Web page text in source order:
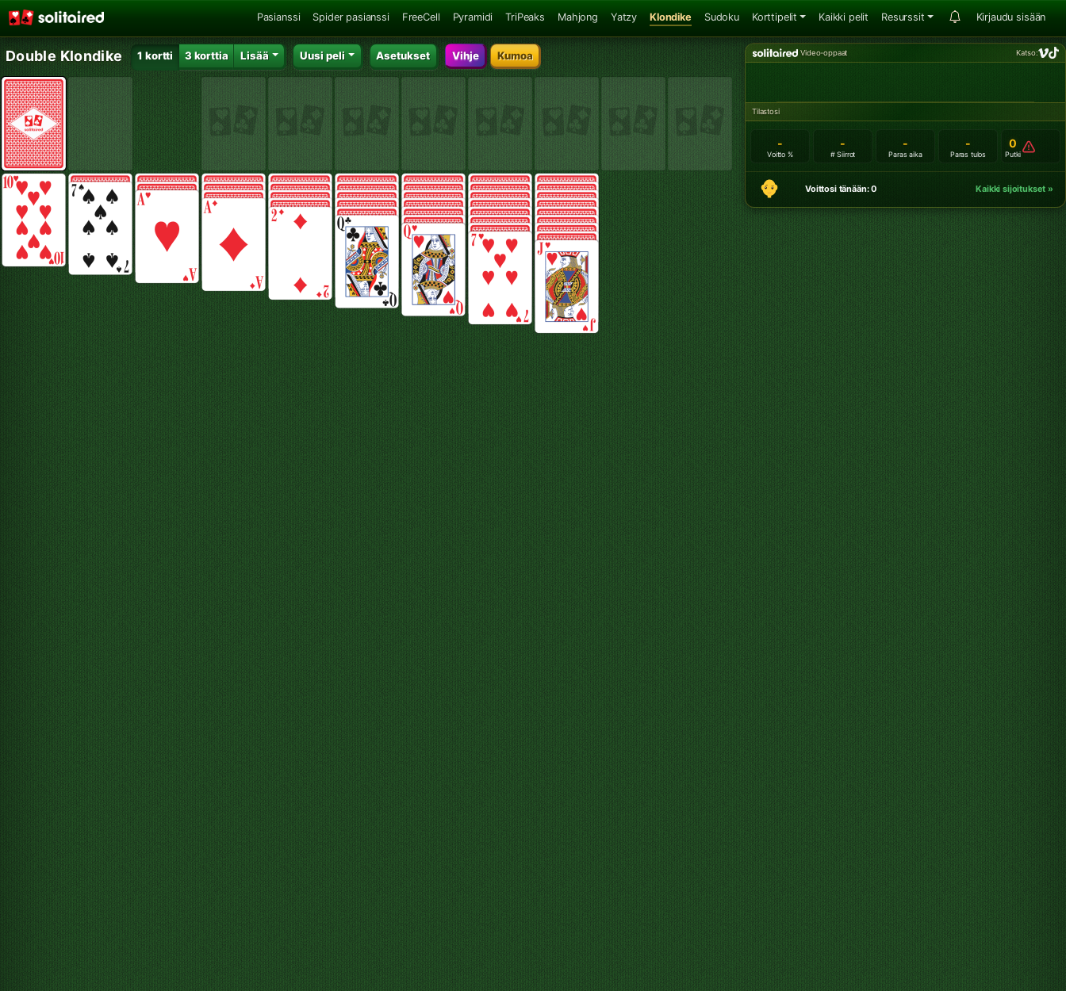
Pasianssi Spider pasianssi FreeCell Pyramidi TriPeaks Mahjong Yatzy Klondike Sudoku Korttipelit Kaikki pelit Resurssit Kirjaudu sisään
Double Klondike 1 kortti 3 korttia Lisää Uusi peli Asetukset Vihje Kumoa Video-oppaat Katso:
Tilastosi
-
Voitto %
-
# Siirrot
-
Paras aika
-
Paras tulos
0
Putki
Voittosi tänään: 0 Kaikki sijoitukset »